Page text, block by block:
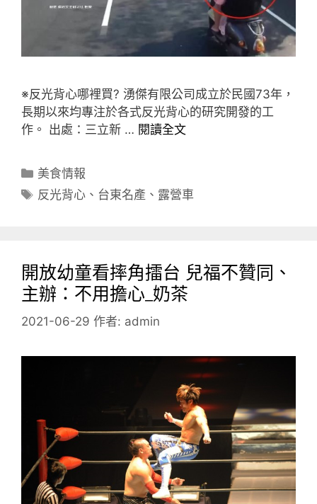
※反光背心哪裡買? 湧傑有限公司成立於民國73年，
長期以來均專注於各式反光背心的研究開發的工
作。 出處：三立新 … 閱讀全文
分
類
美食情報
標
反光背心 、 台東名產 、 露營車
開放幼童看摔角擂台 兒福不贊同、
主辦：不用擔心_奶茶
2021-06-29 作者: admin